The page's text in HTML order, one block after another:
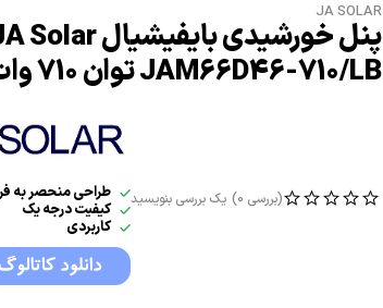
JA SOLAR
JAM66D46-710/LB توان 710 وات
(بررسی 0) یک بررسی بنویسید
طراحی منحصر به فرد
کیفیت درجه یک
کاربردی